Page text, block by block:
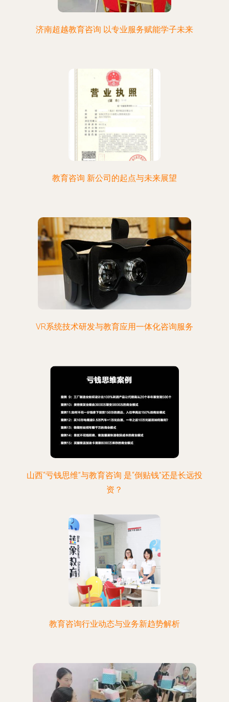
济南超越教育咨询 以专业服务赋能学子未来
教育咨询 新公司的起点与未来展望
VR系统技术研发与教育应用一体化咨询服务
山西“亏钱思维”与教育咨询 是“倒贴钱”还是长远投
资？
教育咨询行业动态与业务新趋势解析